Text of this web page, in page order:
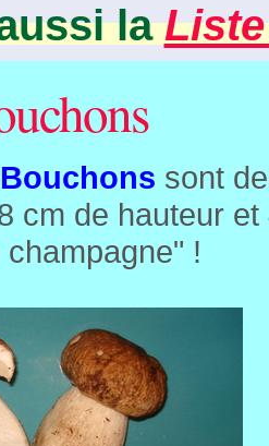
la
sont
cm de hauteur
!